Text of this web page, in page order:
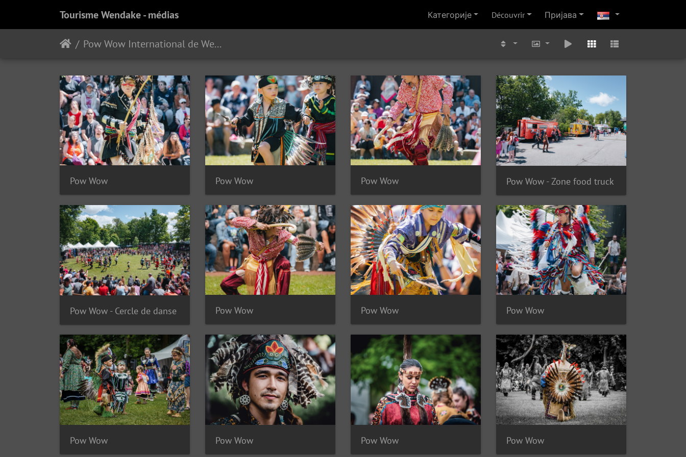
Tourisme Wendake - médias Категорије Découvrir Пријава
Pow Wow International de Wendake
Pow Wow Pow Wow Pow Wow Pow Wow - Zone food truck
Pow Wow - Cercle de danse Pow Wow Pow Wow Pow Wow
Pow Wow Pow Wow Pow Wow Pow Wow